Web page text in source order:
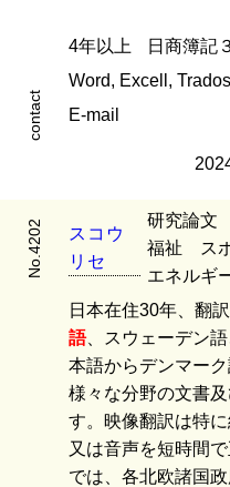
4年以上
日商簿記
Word, Excell, Trados
contact E-mail
No.4202 ス コ ウ
リ セ
研究論
福祉 ス
エネルギ
日本在住30年、翻
語、スウェーデン
本語からデンマー
様々な分野の文書
す。映像翻訳は特
又は音声を短時間
では、各北欧諸国